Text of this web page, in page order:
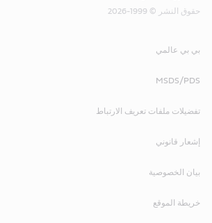
حقوق النشر © 1999-2026
بي بي عالمي
MSDS/PDS
تفضيلات ملفات تعريف الارتباط
إشعار قانوني
بيان الخصوصية
خريطة الموقع